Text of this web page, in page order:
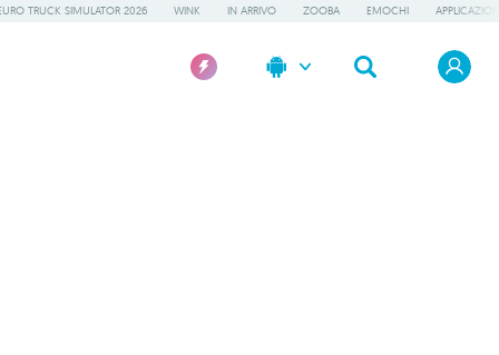
TRUCK SIMULATOR 2026 WINK IN ARRIVO ZOOBA EMOCHI